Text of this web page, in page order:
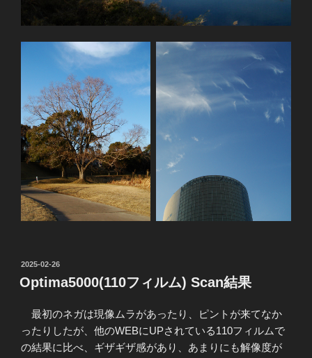
投
稿
日:
2025-02-26
Optima5000(110フィルム) Scan結果
最初のネガは現像ムラがあったり、ピントが来てなか
ったりしたが、他のWEBにUPされている110フィルムで
の結果に比べ、ギザギザ感があり、あまりにも解像度が